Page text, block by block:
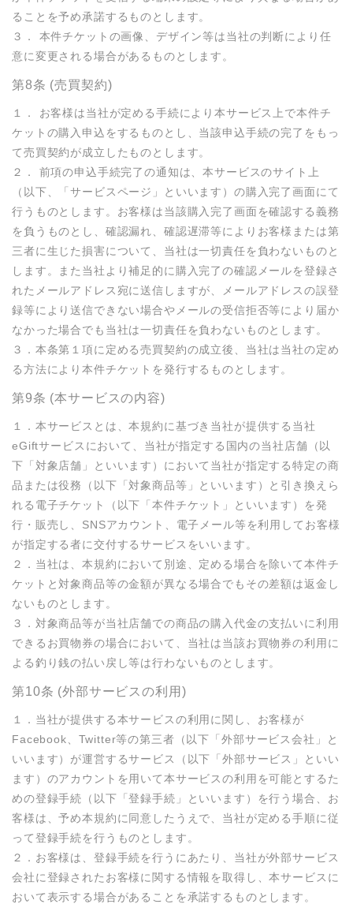
ることを予め承諾するものとします。
３． 本件チケットの画像、デザイン等は当社の判断により任
意に変更される場合があるものとします。
第8条 (売買契約)
１． お客様は当社が定める手続により本サービス上で本件チ
ケットの購入申込をするものとし、当該申込手続の完了をもっ
て売買契約が成立したものとします。
２． 前項の申込手続完了の通知は、本サービスのサイト上
（以下、「サービスページ」といいます）の購入完了画面にて
行うものとします。お客様は当該購入完了画面を確認する義務
を負うものとし、確認漏れ、確認遅滞等によりお客様または第
三者に生じた損害について、当社は一切責任を負わないものと
します。また当社より補足的に購入完了の確認メールを登録さ
れたメールアドレス宛に送信しますが、メールアドレスの誤登
録等により送信できない場合やメールの受信拒否等により届か
なかった場合でも当社は一切責任を負わないものとします。
３．本条第１項に定める売買契約の成立後、当社は当社の定め
る方法により本件チケットを発行するものとします。
第9条 (本サービスの内容)
１．本サービスとは、本規約に基づき当社が提供する当社
eGiftサービスにおいて、当社が指定する国内の当社店舗（以
下「対象店舗」といいます）において当社が指定する特定の商
品または役務（以下「対象商品等」といいます）と引き換えら
れる電子チケット（以下「本件チケット」といいます）を発
行・販売し、SNSアカウント、電子メール等を利用してお客様
が指定する者に交付するサービスをいいます。
２．当社は、本規約において別途、定める場合を除いて本件チ
ケットと対象商品等の金額が異なる場合でもその差額は返金し
ないものとします。
３．対象商品等が当社店舗での商品の購入代金の支払いに利用
できるお買物券の場合において、当社は当該お買物券の利用に
よる釣り銭の払い戻し等は行わないものとします。
第10条 (外部サービスの利用)
１．当社が提供する本サービスの利用に関し、お客様が
Facebook、Twitter等の第三者（以下「外部サービス会社」と
いいます）が運営するサービス（以下「外部サービス」といい
ます）のアカウントを用いて本サービスの利用を可能とするた
めの登録手続（以下「登録手続」といいます）を行う場合、お
客様は、予め本規約に同意したうえで、当社が定める手順に従
って登録手続を行うものとします。
２．お客様は、登録手続を行うにあたり、当社が外部サービス
会社に登録されたお客様に関する情報を取得し、本サービスに
おいて表示する場合があることを承諾するものとします。